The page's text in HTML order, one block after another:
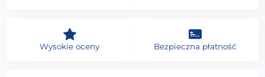
Wysokie oceny Bezpieczna płatność